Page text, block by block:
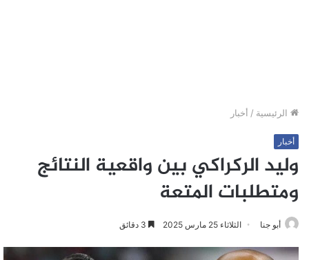
الرئيسية / أخبار
أخبار
وليد الركراكي بين واقعية النتائج
ومتطلبات المتعة
أبو جنا الثلاثاء 25 مارس 2025